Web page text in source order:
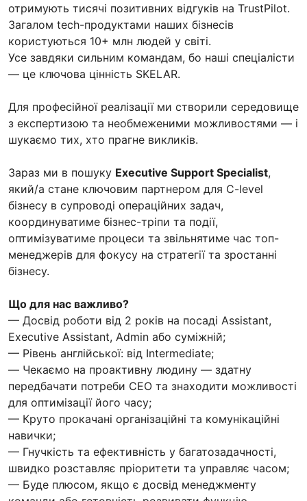
отримують тисячі позитивних відгуків на TrustPilot.
Загалом tech-продуктами наших бізнесів
користуються 10+ млн людей у світі.
Усе завдяки сильним командам, бо наші спеціалісти
— це ключова цінність SKELAR.
Для професійної реалізації ми створили середовище
з експертизою та необмеженими можливостями — і
шукаємо тих, хто прагне викликів.
Зараз ми в пошуку Executive Support Specialist,
який/а стане ключовим партнером для C-level
бізнесу в супроводі операційних задач,
координуватиме бізнес-тріпи та події,
оптимізуватиме процеси та звільнятиме час топ-
менеджерів для фокусу на стратегії та зростанні
бізнесу.
Що для нас важливо?
— Досвід роботи від 2 років на посаді Assistant,
Executive Assistant, Admin або суміжній;
— Рівень англійської: від Intermediate;
— Чекаємо на проактивну людину — здатну
передбачати потреби CEO та знаходити можливості
для оптимізації його часу;
— Круто прокачані організаційні та комунікаційні
навички;
— Гнучкість та ефективність у багатозадачності,
швидко розставляє пріоритети та управляє часом;
— Буде плюсом, якщо є досвід менеджменту